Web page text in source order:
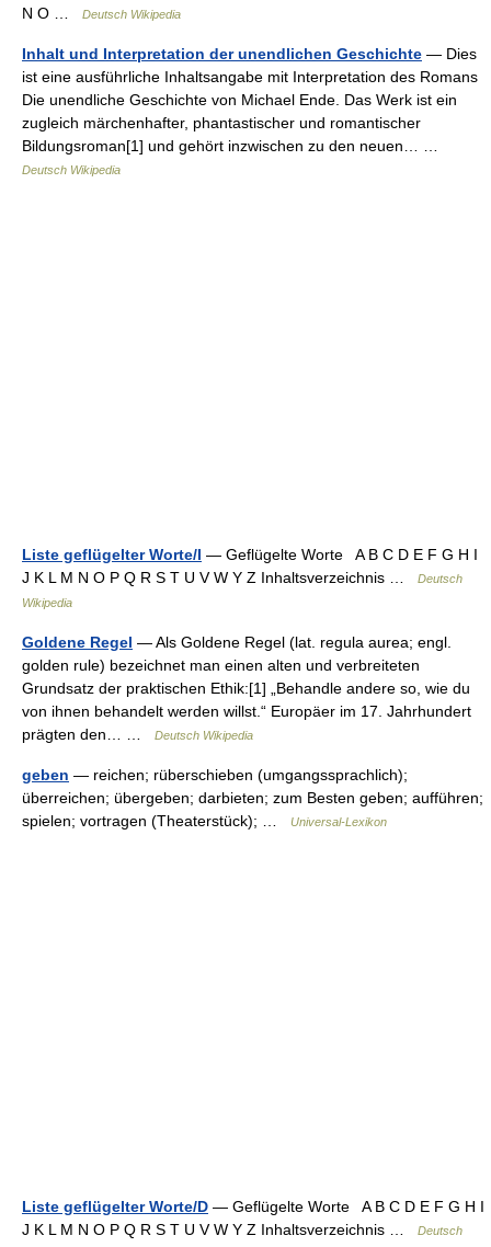
N O …
Deutsch Wikipedia
Inhalt und Interpretation der unendlichen Geschichte — Dies
ist eine ausführliche Inhaltsangabe mit Interpretation des Romans
Die unendliche Geschichte von Michael Ende. Das Werk ist ein
zugleich märchenhafter, phantastischer und romantischer
Bildungsroman[1] und gehört inzwischen zu den neuen… …
Deutsch Wikipedia
Liste geflügelter Worte/I — Geflügelte Worte A B C D E F G H I
J K L M N O P Q R S T U V W Y Z Inhaltsverzeichnis …
Deutsch
Wikipedia
Goldene Regel — Als Goldene Regel (lat. regula aurea; engl.
golden rule) bezeichnet man einen alten und verbreiteten
Grundsatz der praktischen Ethik:[1] „Behandle andere so, wie du
von ihnen behandelt werden willst.“ Europäer im 17. Jahrhundert
prägten den… …
Deutsch Wikipedia
geben — reichen; rüberschieben (umgangssprachlich);
überreichen; übergeben; darbieten; zum Besten geben; aufführen;
spielen; vortragen (Theaterstück); …
Universal-Lexikon
Liste geflügelter Worte/D — Geflügelte Worte A B C D E F G H I
J K L M N O P Q R S T U V W Y Z Inhaltsverzeichnis …
Deutsch